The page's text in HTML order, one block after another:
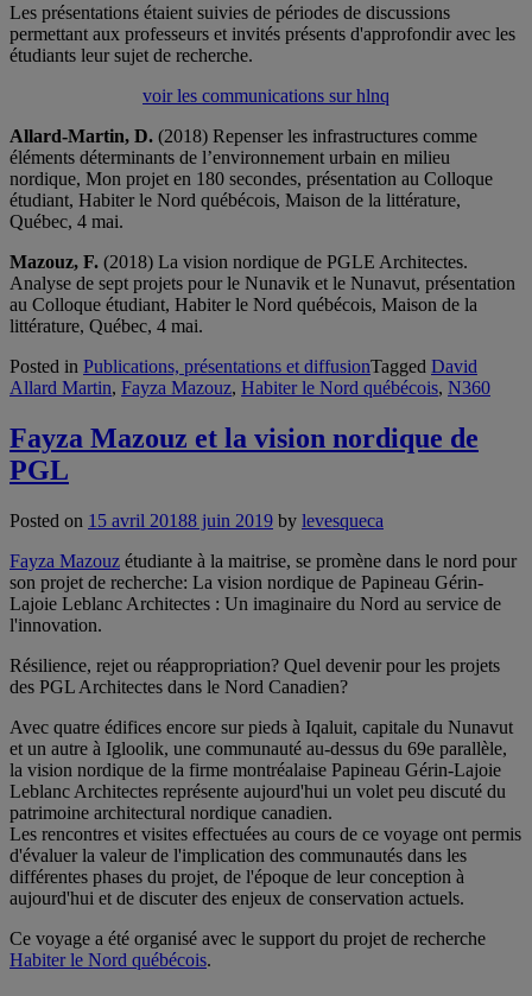
Les présentations étaient suivies de périodes de discussions
permettant aux professeurs et invités présents d'approfondir avec les
étudiants leur sujet de recherche.
voir les communications sur hlnq
Allard-Martin, D. (2018) Repenser les infrastructures comme
éléments déterminants de l’environnement urbain en milieu
nordique, Mon projet en 180 secondes, présentation au Colloque
étudiant, Habiter le Nord québécois, Maison de la littérature,
Québec, 4 mai.
Mazouz, F. (2018) La vision nordique de PGLE Architectes.
Analyse de sept projets pour le Nunavik et le Nunavut, présentation
au Colloque étudiant, Habiter le Nord québécois, Maison de la
littérature, Québec, 4 mai.
Posted in Publications, présentations et diffusionTagged David
Allard Martin, Fayza Mazouz, Habiter le Nord québécois, N360
Fayza Mazouz et la vision nordique de
PGL
Posted on 15 avril 20188 juin 2019 by levesqueca
Fayza Mazouz étudiante à la maitrise, se promène dans le nord pour
son projet de recherche: La vision nordique de Papineau Gérin-
Lajoie Leblanc Architectes : Un imaginaire du Nord au service de
l'innovation.
Résilience, rejet ou réappropriation? Quel devenir pour les projets
des PGL Architectes dans le Nord Canadien?
Avec quatre édifices encore sur pieds à Iqaluit, capitale du Nunavut
et un autre à Igloolik, une communauté au-dessus du 69e parallèle,
la vision nordique de la firme montréalaise Papineau Gérin-Lajoie
Leblanc Architectes représente aujourd'hui un volet peu discuté du
patrimoine architectural nordique canadien.
Les rencontres et visites effectuées au cours de ce voyage ont permis
d'évaluer la valeur de l'implication des communautés dans les
différentes phases du projet, de l'époque de leur conception à
aujourd'hui et de discuter des enjeux de conservation actuels.
Ce voyage a été organisé avec le support du projet de recherche
Habiter le Nord québécois.